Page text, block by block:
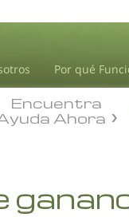
Por qué
Encuentra
Ahora